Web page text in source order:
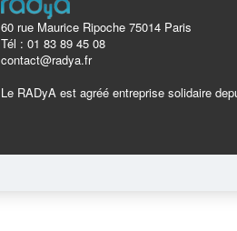
60 rue Maurice Ripoche 75014 Paris
Tél : 01 83 89 45 08
contact@radya.fr
Le RADyA est agréé entreprise solidaire